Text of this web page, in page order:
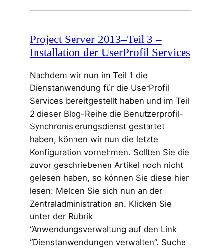
Project Server 2013–Teil 3 –
Installation der UserProfil Services
Nachdem wir nun im Teil 1 die
Dienstanwendung für die UserProfil
Services bereitgestellt haben und im Teil
2 dieser Blog-Reihe die Benutzerprofil-
Synchronisierungsdienst gestartet
haben, können wir nun die letzte
Konfiguration vornehmen. Sollten Sie die
zuvor geschriebenen Artikel noch nicht
gelesen haben, so können Sie diese hier
lesen: Melden Sie sich nun an der
Zentraladministration an. Klicken Sie
unter der Rubrik
“Anwendungsverwaltung auf den Link
“Dienstanwendungen verwalten”. Suche